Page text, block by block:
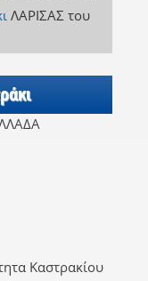
ΛΑΡΙΣΑΣ του
Καστρακίου